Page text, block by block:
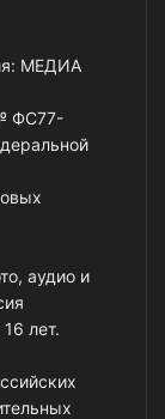
МЕДИА
ФС77-
аудио и
лет.